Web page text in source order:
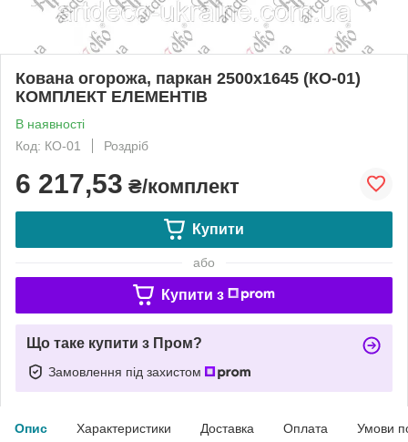
Кована огорожа, паркан 2500х1645 (КО-01)
КОМПЛЕКТ ЕЛЕМЕНТІВ
В наявності
Код: КО-01
Роздріб
6 217,53 ₴/комплект
Купити
або
Купити з
Що таке купити з Пром?
Замовлення під захистом
Опис Характеристики Доставка Оплата Умови